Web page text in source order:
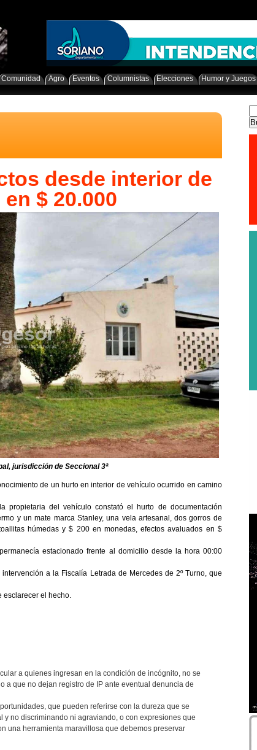
Comunidad Agro Eventos Columnistas Elecciones Humor y Juegos
desde interior de
$ 20.000
jurisdicción de Seccional 3ª
de un hurto en interior de vehículo ocurrido en camino
del vehículo constató el hurto de documentación
y un mate marca Stanley, una vela artesanal, dos gorros de
húmedas y $ 200 en monedas, efectos avaluados en $
estacionado frente al domicilio desde la hora 00:00
a la Fiscalía Letrada de Mercedes de 2º Turno, que
el hecho.
a quienes ingresan en la condición de incógnito, no se
a que no dejan registro de IP ante eventual denuncia de
que pueden referirse con la dureza que se
no discriminando ni agraviando, o con expresiones que
una herramienta maravillosa que debemos preservar